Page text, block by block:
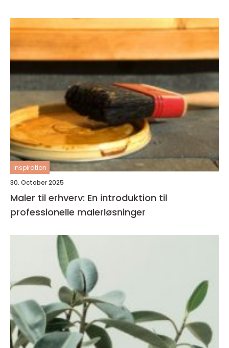
inspiration
30. October 2025
Maler til erhverv: En introduktion til
professionelle malerløsninger